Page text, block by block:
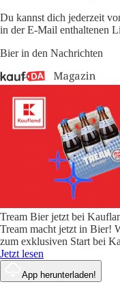
Du kannst dich jederzeit
in der E-Mail enthaltenen
Bier in den Nachrichten
Tream Bier jetzt bei
Tream macht jetzt in Bier!
zum exklusiven Start bei
Jetzt lesen
App herunterladen!